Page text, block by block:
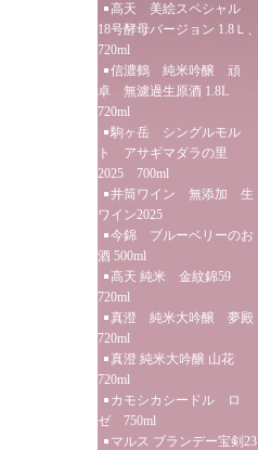
高天 美絵スペシャル
18号酵母バージョン 1.8Ｌ、
720ml
信濃鶴 純米吟醸 頑
卓 無濾過生原酒 1.8L
720ml
駒ヶ岳 シングルモル
ト アサギマダラの里
2025 700ml
井筒ワイン 無添加 生
ワイン2025
今錦 ブルーベリーのお
酒 500ml
高天 純米 金紋錦59
720ml
真澄 純米大吟醸 夢殿
720ml
真澄 純米大吟醸 山花
720ml
カモシカシードル ロ
ゼ 750ml
マルス ブランデー宝剣23